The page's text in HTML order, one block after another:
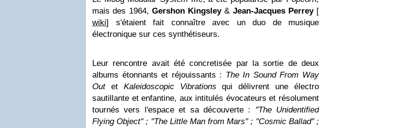
mais des 1964, Gershon Kingsley& Jean-Jacques Perrey[
wiki] s'étaient fait connaître avec un duo de musique
électronique sur ces synthétiseurs.
Leur rencontre avait été concretisée par la sortie de deux
albums étonnants et réjouissants : The In Sound From Way
Outet Kaleidoscopic Vibrations qui délivrent une électro
sautillante et enfantine, aux intitulés évocateurs et résolument
tournés vers l'espace et sa découverte : "The Unidentified
Flying Object" ; "The Little Man from Mars" ; "Cosmic Ballad" ;